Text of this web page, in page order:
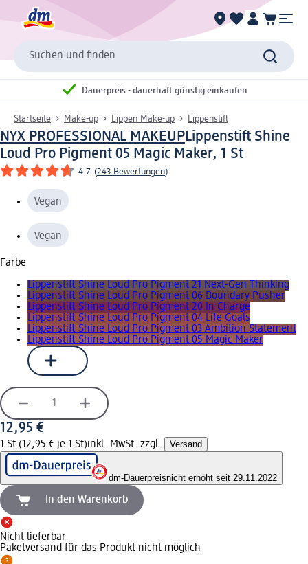
Suchen und finden
Dauerpreis - dauerhaft günstig einkaufen
Startseite Make-up Lippen Make-up Lippenstift
NYX PROFESSIONAL MAKEUPLippenstift Shine
Loud Pro Pigment 05 Magic Maker, 1 St
4.7 (243 Bewertungen)
Vegan
Vegan
Farbe
Lippenstift Shine Loud Pro Pigment 21 Next-Gen Thinking
Lippenstift Shine Loud Pro Pigment 06 Boundary Pusher
Lippenstift Shine Loud Pro Pigment 20 In Charge
Lippenstift Shine Loud Pro Pigment 04 Life Goals
Lippenstift Shine Loud Pro Pigment 03 Ambition Statement
Lippenstift Shine Loud Pro Pigment 05 Magic Maker
12,95 €
1 St (12,95 € je 1 St)inkl. MwSt. zzgl. Versand
dm-Dauerpreisnicht erhöht seit 29.11.2022
In den Warenkorb
Nicht lieferbar
Paketversand für das Produkt nicht möglich